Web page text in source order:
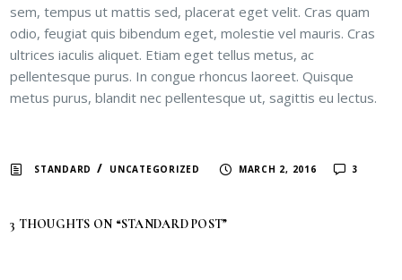
sem, tempus ut mattis sed, placerat eget velit. Cras quam
odio, feugiat quis bibendum eget, molestie vel mauris. Cras
ultrices iaculis aliquet. Etiam eget tellus metus, ac
pellentesque purus. In congue rhoncus laoreet. Quisque
metus purus, blandit nec pellentesque ut, sagittis eu lectus.
STANDARD / UNCATEGORIZED MARCH 2, 2016 3
3 THOUGHTS ON “STANDARD POST”